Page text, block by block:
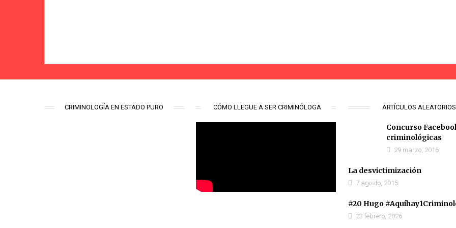
CRIMINOLOGÍA EN ESTADO PURO CÓMO LLEGUE A SER CRIMINÓLOGA ARTÍCULOS ALEATORIOS
Concurso
criminológicas
29 marzo, 2016
La desvictimización
7 agosto, 2015
#20 Hugo
23 febrero, 2026